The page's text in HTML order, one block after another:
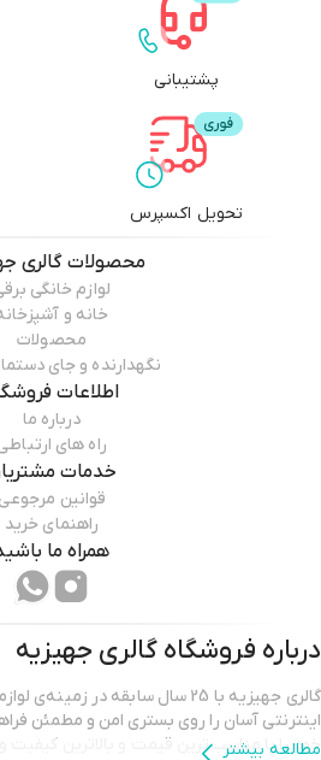
پشتیبانی
تحویل اکسپرس
محصولاتگالری
لوازم خانگی
خانه و
محصولات
نگهدارنده و جای
اطلاعات
درباره ما
راه های
خدمات
قوانین مرجوعی
راهنمای خرید
همراه ما
درباره فروشگاه گالری جهیزیه
گالری جهیزیه با 25 سال سابقه در
اینترنتی آسان را روی بستری امن و مطمئن
خود را با مناسب‌ترین قیمت و بالاترین کیفیت و
مطالعه بیشتر